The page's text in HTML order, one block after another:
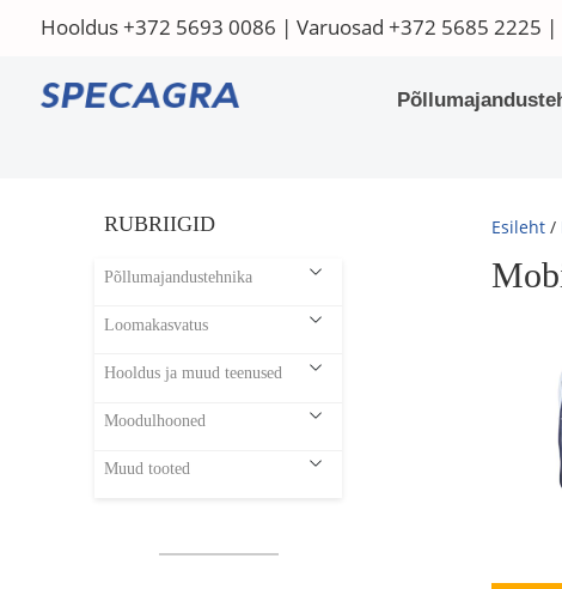
Hooldus+372 5693 0086 | Varuosad +372 5685 2225 |
Esileht /
RUBRIIGID
Põllumajandustehnika
Loomakasvatus
Hooldus ja muud teenused
Moodulhooned
Muud tooted